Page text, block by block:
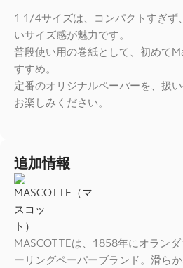
1 1/4サイズは、コンパクトすぎず
いサイズ感が魅力です。
普段使い用の巻紙として、初めて
すすめ。
定番のオリジナルペーパーを、扱
お楽しみください。
追加情報
MASCOTTEは、1858年にオラン
ーリングペーパーブランド。滑ら